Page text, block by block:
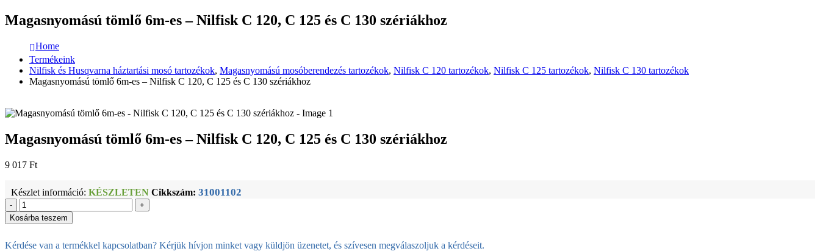
Magasnyomású tömlő 6m-es – Nilfisk C 120, C 125 és C 130 szériákhoz
Home
Termékeink
Nilfisk és Husqvarna háztartási mosó tartozékok, Magasnyomású mosóberendezés tartozékok, Nilfisk C 120 tartozékok, Nilfisk C 125 tartozékok, Nilfisk C 130 tartozékok
Magasnyomású tömlő 6m-es – Nilfisk C 120, C 125 és C 130 szériákhoz
Magasnyomású tömlő 6m-es – Nilfisk C 120, C 125 és C 130 szériákhoz
9 017 Ft
Készlet információ: KÉSZLETEN Cikkszám: 31001102
-
+
Kosárba teszem
Kérdése van a termékkel kapcsolatban? Kérjük hívjon minket vagy küldjön üzenetet, és szívesen megválaszoljuk a kérdéseit.